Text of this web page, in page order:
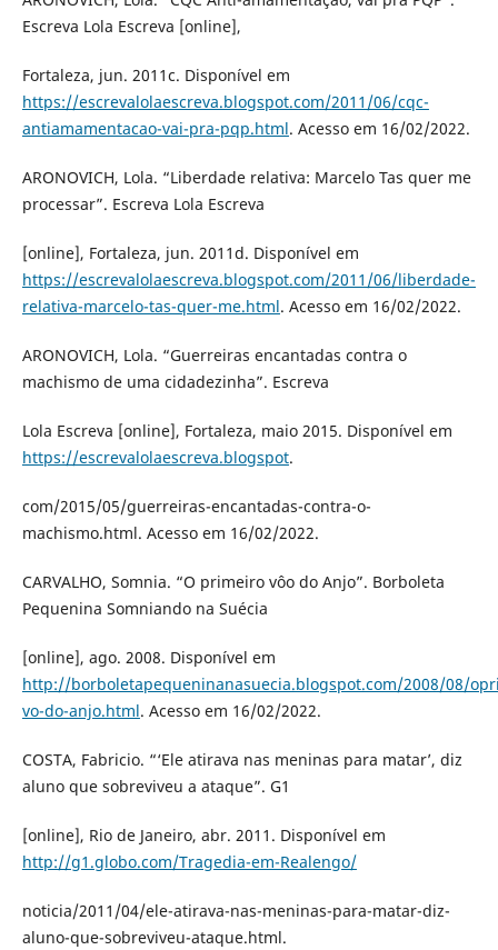
Escreva Lola Escreva [online],
Fortaleza, jun. 2011c. Disponível em
https://escrevalolaescreva.blogspot.com/2011/06/cqc-
antiamamentacao-vai-pra-pqp.html. Acesso em 16/02/2022.
ARONOVICH, Lola. “Liberdade relativa: Marcelo Tas quer me
processar”. Escreva Lola Escreva
[online], Fortaleza, jun. 2011d. Disponível em
https://escrevalolaescreva.blogspot.com/2011/06/liberdade-
relativa-marcelo-tas-quer-me.html. Acesso em 16/02/2022.
ARONOVICH, Lola. “Guerreiras encantadas contra o
machismo de uma cidadezinha”. Escreva
Lola Escreva [online], Fortaleza, maio 2015. Disponível em
https://escrevalolaescreva.blogspot.
com/2015/05/guerreiras-encantadas-contra-o-
machismo.html. Acesso em 16/02/2022.
CARVALHO, Somnia. “O primeiro vôo do Anjo”. Borboleta
Pequenina Somniando na Suécia
[online], ago. 2008. Disponível em
http://borboletapequeninanasuecia.blogspot.com/2008/08/
vo-do-anjo.html. Acesso em 16/02/2022.
COSTA, Fabricio. “‘Ele atirava nas meninas para matar’, diz
aluno que sobreviveu a ataque”. G1
[online], Rio de Janeiro, abr. 2011. Disponível em
http://g1.globo.com/Tragedia-em-Realengo/
noticia/2011/04/ele-atirava-nas-meninas-para-matar-diz-
aluno-que-sobreviveu-ataque.html.